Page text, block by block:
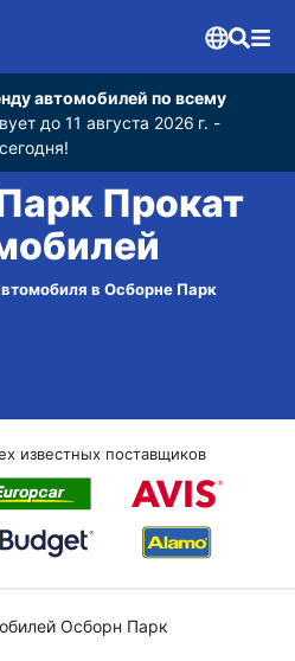
автомобилей по всему
до 11 августа 2026 г. -
Прокат
в Осборне Парк
известных поставщиков
Осборн Парк